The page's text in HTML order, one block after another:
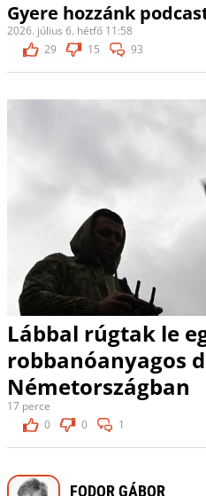
Gyere hozzánk
2026. július 6. hétfő 11:58
29
15 93
Lábbal rúgtak le
robbanóanyagos
Németországban
17 perce
0
0 1
FODOR GÁBOR